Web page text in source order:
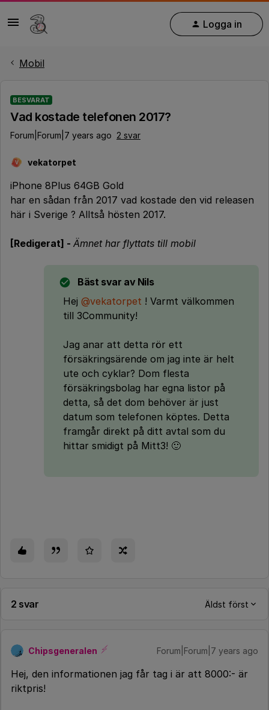
Logga in
Mobil
BESVARAT
Vad kostade telefonen 2017?
Forum|Forum|7 years ago 2 svar
V vekatorpet
iPhone 8Plus 64GB Gold
har en sådan från 2017 vad kostade den vid releasen
här i Sverige ? Alltså hösten 2017.
[Redigerat] - Ämnet har flyttats till mobil
Bäst svar av Nils
Hej @vekatorpet ! Varmt välkommen
till 3Community!
Jag anar att detta rör ett
försäkringsärende om jag inte är helt
ute och cyklar? Dom flesta
försäkringsbolag har egna listor på
detta, så det dom behöver är just
datum som telefonen köptes. Detta
framgår direkt på ditt avtal som du
hittar smidigt på Mitt3! 🙂
2 svar Äldst först
Chipsgeneralen Forum|Forum|7 years ago
Hej, den informationen jag får tag i är att 8000:- är
riktpris!